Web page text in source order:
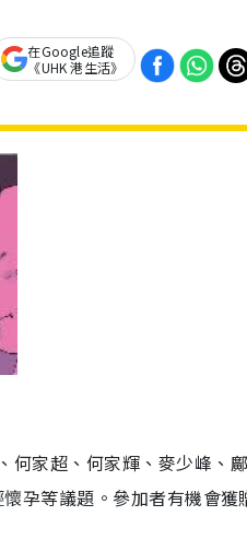
在Google追蹤
《UHK 港生活》
何家超、何家輝、麥少峰、
孕等議題 。參加者有機會獲